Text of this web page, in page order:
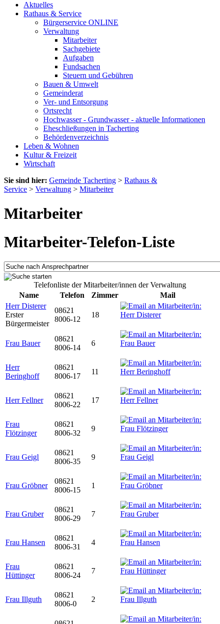
Aktuelles
Rathaus & Service
Bürgerservice ONLINE
Verwaltung
Mitarbeiter
Sachgebiete
Aufgaben
Fundsachen
Steuern und Gebühren
Bauen & Umwelt
Gemeinderat
Ver- und Entsorgung
Ortsrecht
Hochwasser - Grundwasser - aktuelle Informationen
Eheschließungen in Tacherting
Behördenverzeichnis
Leben & Wohnen
Kultur & Freizeit
Wirtschaft
Sie sind hier: Gemeinde Tacherting > Rathaus &
Service > Verwaltung > Mitarbeiter
Mitarbeiter
Mitarbeiter-Telefon-Liste
Telefonliste der Mitarbeiter/innen der Verwaltung
Name
Telefon Zimmer
Mail
Herr Disterer
Erster
Bürgermeister
08621
8006-12
18
Frau Bauer
08621
8006-14
6
Herr
Beringhoff
08621
8006-17
11
Herr Fellner
08621
8006-22
17
Frau
Flötzinger
08621
8006-32
9
Frau Geigl
08621
8006-35
9
Frau Gröbner
08621
8006-15
1
Frau Gruber
08621
8006-29
7
Frau Hansen
08621
8006-31
4
Frau
Hüttinger
08621
8006-24
7
Frau Illguth
08621
8006-0
2